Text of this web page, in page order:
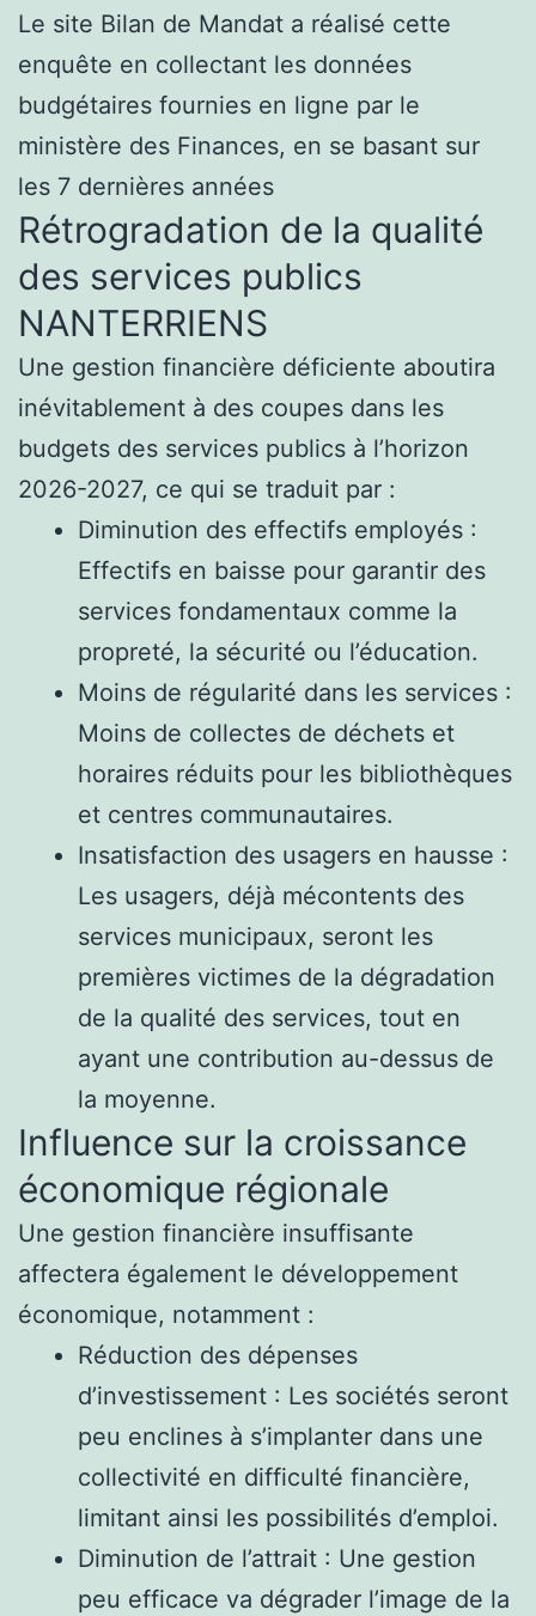
Le site Bilan de Mandat a réalisé cette
enquête en collectant les données
budgétaires fournies en ligne par le
ministère des Finances, en se basant sur
les 7 dernières années
Rétrogradation de la qualité
des services publics
NANTERRIENS
Une gestion financière déficiente aboutira
inévitablement à des coupes dans les
budgets des services publics à l’horizon
2026-2027, ce qui se traduit par :
Diminution des effectifs employés :
Effectifs en baisse pour garantir des
services fondamentaux comme la
propreté, la sécurité ou l’éducation.
Moins de régularité dans les services :
Moins de collectes de déchets et
horaires réduits pour les bibliothèques
et centres communautaires.
Insatisfaction des usagers en hausse :
Les usagers, déjà mécontents des
services municipaux, seront les
premières victimes de la dégradation
de la qualité des services, tout en
ayant une contribution au-dessus de
la moyenne.
Influence sur la croissance
économique régionale
Une gestion financière insuffisante
affectera également le développement
économique, notamment :
Réduction des dépenses
d’investissement : Les sociétés seront
peu enclines à s’implanter dans une
collectivité en difficulté financière,
limitant ainsi les possibilités d’emploi.
Diminution de l’attrait : Une gestion
peu efficace va dégrader l’image de la